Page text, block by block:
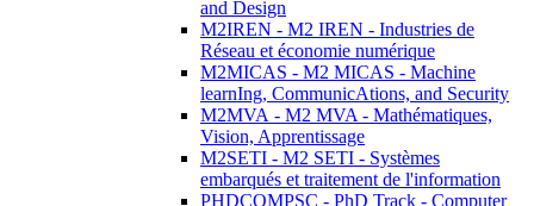
and Design
M2IREN - M2 IREN - Industries de
Réseau et économie numérique
M2MICAS - M2 MICAS - Machine
learnIng, CommunicAtions, and Security
M2MVA - M2 MVA - Mathématiques,
Vision, Apprentissage
M2SETI - M2 SETI - Systèmes
embarqués et traitement de l'information
PHDCOMPSC - PhD Track - Computer